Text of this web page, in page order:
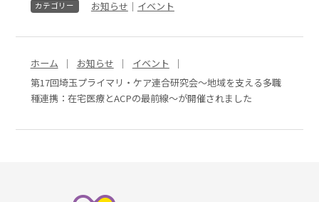
カテゴリー お知らせ ｜ イベント
ホーム お知らせ
イベント
第17回埼玉プライマリ・ケア連合研究会～地域を支える多職
種連携：在宅医療とACPの最前線～が開催されました